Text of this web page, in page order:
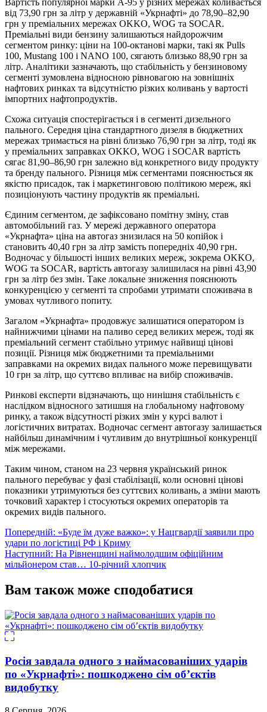
Вартість популярної марки А-95 у різних мережах коливається
від 73,90 грн за літр у державній «Укрнафті» до 78,90–82,90
грн у преміальних мережах OKKO, WOG та SOCAR.
Преміальні види бензину залишаються найдорожчим
сегментом ринку: ціни на 100-октанові марки, такі як Pulls
100, Mustang 100 і NANO 100, сягають близько 88,90 грн за
літр. Аналітики зазначають, що стабільність у бензиновому
сегменті зумовлена відносною рівновагою на зовнішніх
нафтових ринках та відсутністю різких коливань у вартості
імпортних нафтопродуктів.
Схожа ситуація спостерігається і в сегменті дизельного
пального. Середня ціна стандартного дизеля в бюджетних
мережах тримається на рівні близько 76,90 грн за літр, тоді як
у преміальних заправках OKKO, WOG і SOCAR вартість
сягає 81,90–86,90 грн залежно від конкретного виду продукту
та бренду пального. Різниця між сегментами пояснюється як
якістю присадок, так і маркетинговою політикою мереж, які
позиціонують частину продуктів як преміальні.
Єдиним сегментом, де зафіксовано помітну зміну, став
автомобільний газ. У мережі державного оператора
«Укрнафта» ціна на автогаз знизилася на 50 копійок і
становить 40,40 грн за літр замість попередніх 40,90 грн.
Водночас у більшості інших великих мереж, зокрема OKKO,
WOG та SOCAR, вартість автогазу залишилася на рівні 43,90
грн за літр без змін. Таке локальне зниження пояснюють
конкуренцією у сегменті та спробами утримати споживача в
умовах чутливого попиту.
Загалом «Укрнафта» продовжує залишатися оператором із
найнижчими цінами на паливо серед великих мереж, тоді як
преміальний сегмент стабільно утримує найвищі цінові
позиції. Різниця між бюджетними та преміальними
заправками на окремих видах пального може перевищувати
10 грн за літр, що суттєво впливає на вибір споживачів.
Ринкові експерти відзначають, що нинішня стабільність є
наслідком відносного затишшя на глобальному нафтовому
ринку, а також відсутності різких змін у курсі валют і
логістичних витратах. Водночас сегмент автогазу залишається
найбільш динамічним і чутливим до внутрішньої конкуренції
між мережами.
Таким чином, станом на 23 червня український ринок
пального перебуває у фазі стабілізації, коли основні цінові
показники утримуються без суттєвих коливань, а зміни мають
точковий характер і стосуються окремих операторів та
окремих видів пального.
Навігація
записів
Попередній: «Буде їм дуже важко»: у Нацгвардії заявили про
удари по логістиці РФ і Криму
Наступний: На Рівненщині наймолодшим офіційним
мільйонером став… 10-річний хлопчик
Вам також може сподобатися
Росія завдала одного з наймасованіших ударів
по «Укрнафті»: пошкоджено сім об’єктів
видобутку